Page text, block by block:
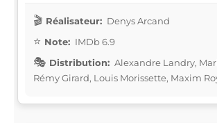
Réalisateur: Denys Arcand
Note: IMDb 6.9
Distribution: Alexandre Landry,
Rémy Girard, Louis Morissette, Maxim